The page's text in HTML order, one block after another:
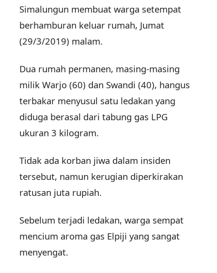
Simalungun membuat warga setempat
berhamburan keluar rumah, Jumat
(29/3/2019) malam.
Dua rumah permanen, masing-masing
milik Warjo (60) dan Swandi (40), hangus
terbakar menyusul satu ledakan yang
diduga berasal dari tabung gas LPG
ukuran 3 kilogram.
Tidak ada korban jiwa dalam insiden
tersebut, namun kerugian diperkirakan
ratusan juta rupiah.
Sebelum terjadi ledakan, warga sempat
mencium aroma gas Elpiji yang sangat
menyengat.